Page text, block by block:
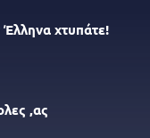
χτυπάτε!
,ας